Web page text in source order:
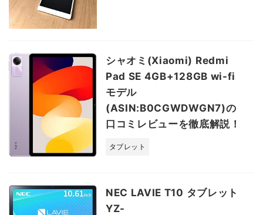
シャオミ(Xiaomi) Redmi
Pad SE 4GB+128GB wi-fi
モデル
(ASIN:B0CGWDWGN7)の
口コミレビューを徹底解説！
タブレット
NEC LAVIE T10 タブレット
YZ-